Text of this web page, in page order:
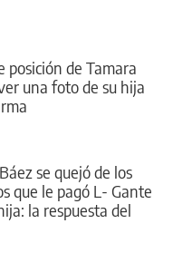
posición de Tamara
una foto de su hija
se quejó de los
que le pagó L- Gante
la respuesta del